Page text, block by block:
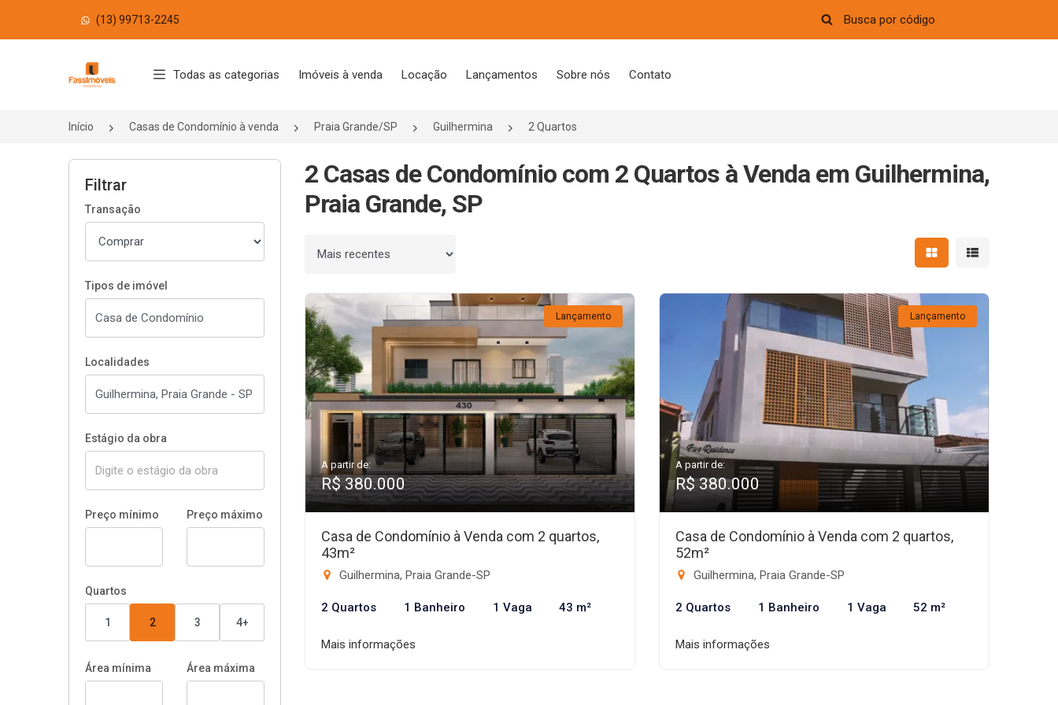
(13) 99713-2245
Página inicial
Todas as categorias Imóveis à venda Locação Lançamentos Sobre nós Contato
Início Casas de Condomínio à venda Praia Grande/SP Guilhermina 2 Quartos
Filtrar
Transação
Tipos de imóvel
Localidades
Estágio da obra
Preço mínimo Preço máximo
Quartos
1 2 3 4+
Área mínima Área máxima
2 Casas de Condomínio com 2 Quartos à Venda em Guilhermina,
Praia Grande, SP
Ordenar por Mostrar resultados em
Mostrar
Lançamento
A partir de:
R$ 380.000
Casa de Condomínio à Venda com 2 quartos,
43m²
Guilhermina, Praia Grande-SP
2 Quartos 1 Banheiro 1 Vaga 43 m²
Mais informações
Lançamento
A partir de:
R$ 380.000
Casa de Condomínio à Venda com 2 quartos,
52m²
Guilhermina, Praia Grande-SP
2 Quartos 1 Banheiro 1 Vaga 52 m²
Mais informações